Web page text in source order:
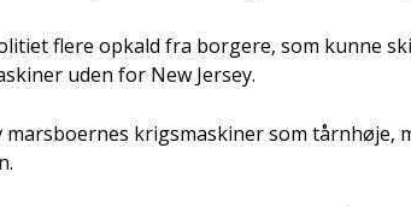
fle­re opkald fra bor­ge­re, som kun­ne
uden for New Jer­sey.
krigs­ma­ski­ner som tårn­hø­je,